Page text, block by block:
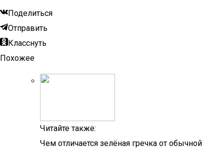
Поделиться
Отправить
Класснуть
Похожее
Читайте также:
Чем отличается зелёная гречка от обычной